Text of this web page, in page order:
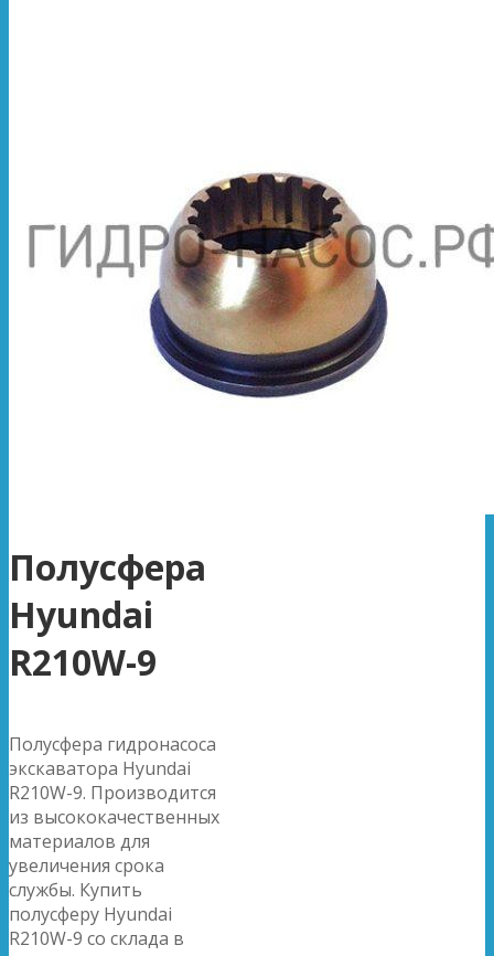
Полусфера
Hyundai
R210W-9
Полусфера гидронасоса
экскаватора Hyundai
R210W-9. Производится
из высококачественных
материалов для
увеличения срока
службы. Купить
полусферу Hyundai
R210W-9 со склада в